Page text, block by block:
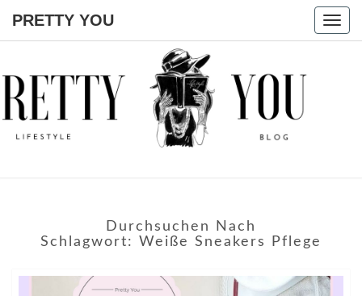
PRETTY YOU
PRETTY
Durchsuchen Nach
Schlagwort: Weiße Sneakers Pflege